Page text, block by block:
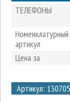
ТЕЛЕФОНЫ
Номенклатурный
артикул
Цена за
Артикул:
2